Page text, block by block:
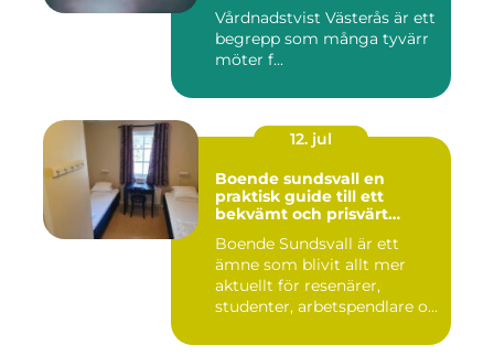
Vårdnadstvist Västerås är ett
begrepp som många tyvärr
möter f...
12. jul
Boende sundsvall en
praktisk guide till ett
bekvämt och prisvärt
Boende Sundsvall är ett
ämne som blivit allt mer
aktuellt för resenärer,
studenter, arbetspendlare o...